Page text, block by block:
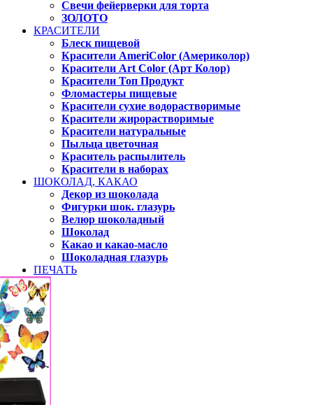
Свечи фейерверки для торта
ЗОЛОТО
КРАСИТЕЛИ
Блеск пищевой
Красители AmeriColor (Америколор)
Красители Art Color (Арт Колор)
Красители Топ Продукт
Фломастеры пищевые
Красители сухие водорастворимые
Красители жирорастворимые
Красители натуральные
Пыльца цветочная
Краситель распылитель
Красители в наборах
ШОКОЛАД, КАКАО
Декор из шоколада
Фигурки шок. глазурь
Велюр шоколадный
Шоколад
Какао и какао-масло
Шоколадная глазурь
ПЕЧАТЬ